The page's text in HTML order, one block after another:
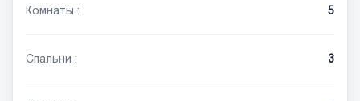
Комнаты : 5
Спальни : 3